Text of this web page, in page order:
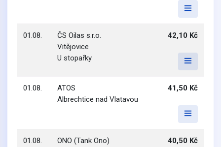
01.08.
ČS Oilas s.r.o.
Vitějovice
U stopařky
42,10 Kč
01.08.
ATOS
Albrechtice nad Vlatavou
41,50 Kč
01.08.
ONO (Tank Ono)
40,50 Kč